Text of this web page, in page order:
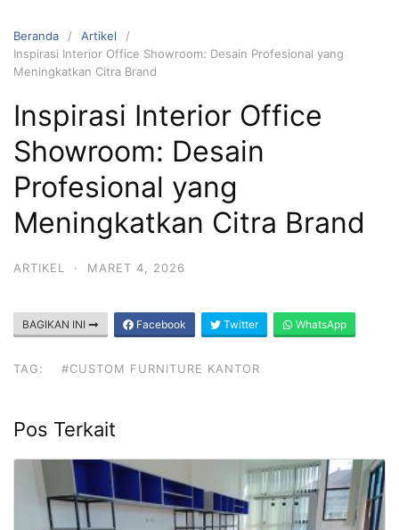
Beranda
Artikel
Inspirasi Interior Office Showroom: Desain Profesional yang
Meningkatkan Citra Brand
Inspirasi Interior Office
Showroom: Desain
Profesional yang
Meningkatkan Citra Brand
ARTIKEL · MARET 4, 2026
BAGIKAN INI Facebook Twitter WhatsApp
TAG: #CUSTOM FURNITURE KANTOR
Pos Terkait